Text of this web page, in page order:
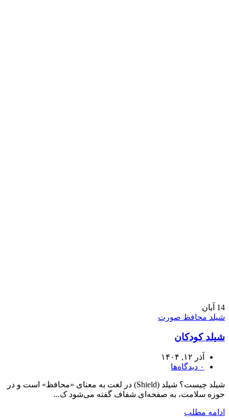
14 آبان
شیلد محافظ صورت
شیلد کودکان
آذر ۱۲, ۱۴۰۴
۰ دیدگاه‌ها
شیلد چیست؟ شیلد (Shield) در لغت به معنای «محافظ» است و در
حوزه سلامت، به صفحه‌ای شفاف گفته می‌شود ک...
ادامه مطلب